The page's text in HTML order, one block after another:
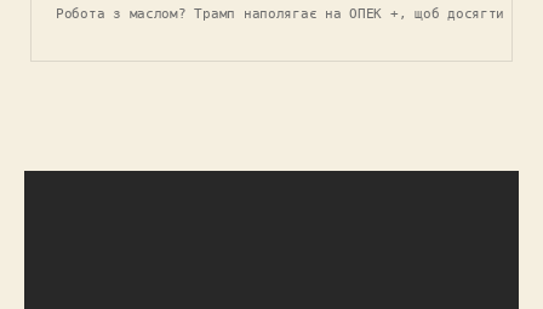
Робота з маслом? Трамп наполягає на ОПЕК +, щоб досягти